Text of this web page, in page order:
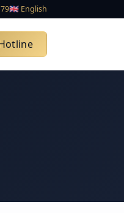
🇬🇧 English